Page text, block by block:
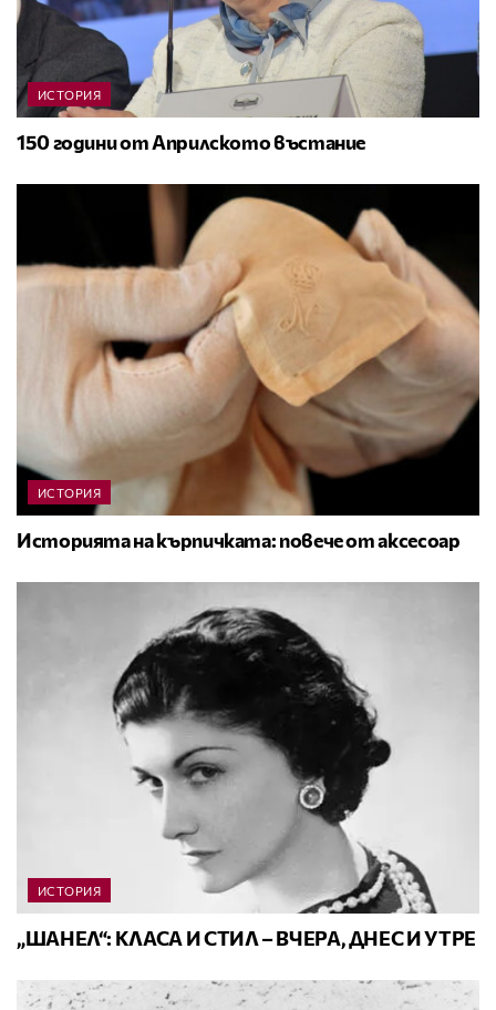
ИСТОРИЯ
150 години от Априлското въстание
ИСТОРИЯ
Историята на кърпичката: повече от аксесоар
ИСТОРИЯ
„ШАНЕЛ“: КЛАСА И СТИЛ – ВЧЕРА, ДНЕС И УТРЕ